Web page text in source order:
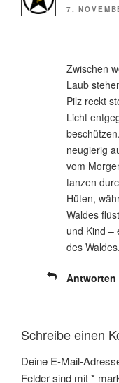
7.
Zwischen
Laub
Pilz reckt
Licht
neugierig
vom
tanzen
Hüten,
Waldes
und Kind –
des Waldes.
Antworten
Schreibe einen
Deine E-Mail-
Felder sind mit*